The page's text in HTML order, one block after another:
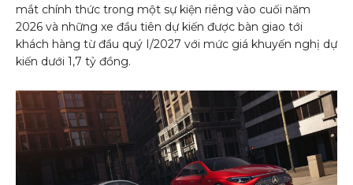
mắt chính thức trong một sự kiện riêng vào cuối năm
2026 và những xe đầu tiên dự kiến được bàn giao tới
khách hàng từ đầu quý I/2027 với mức giá khuyến nghị dự
kiến dưới 1,7 tỷ đồng.